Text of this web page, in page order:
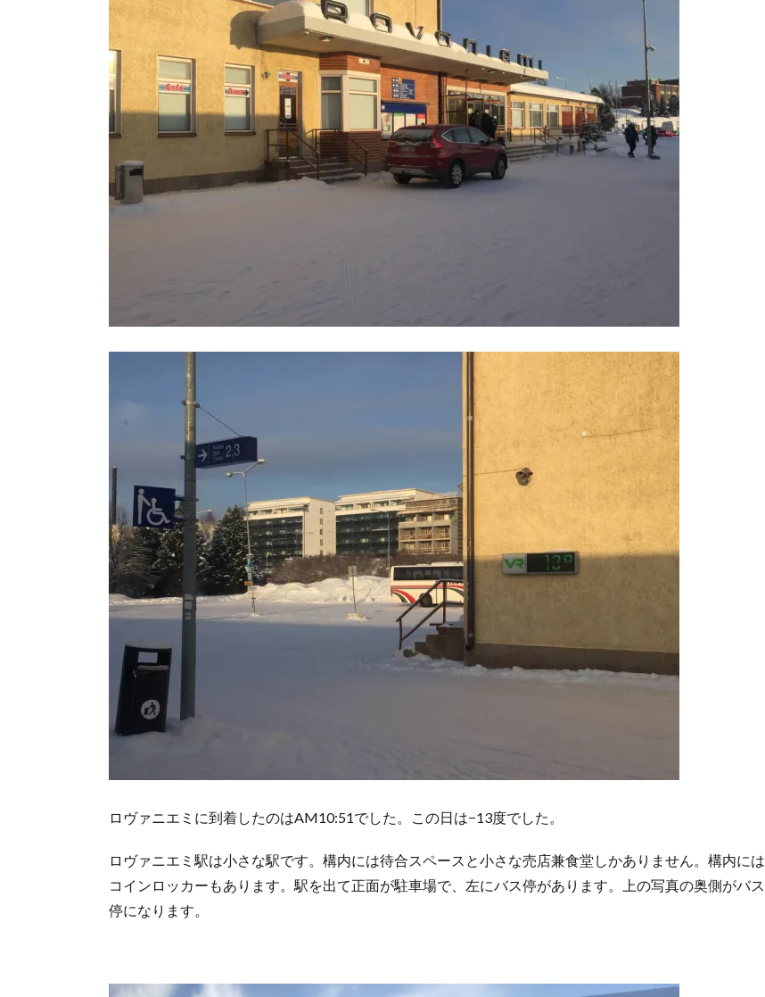
ロヴァニエミに到着したのはAM10:51でした。この日は−13度でした。
ロヴァニエミ駅は小さな駅です。構内には待合スペースと小さな売店兼食堂しかありません。構内には
コインロッカーもあります。駅を出て正面が駐車場で、左にバス停があります。上の写真の奥側がバス
停になります。